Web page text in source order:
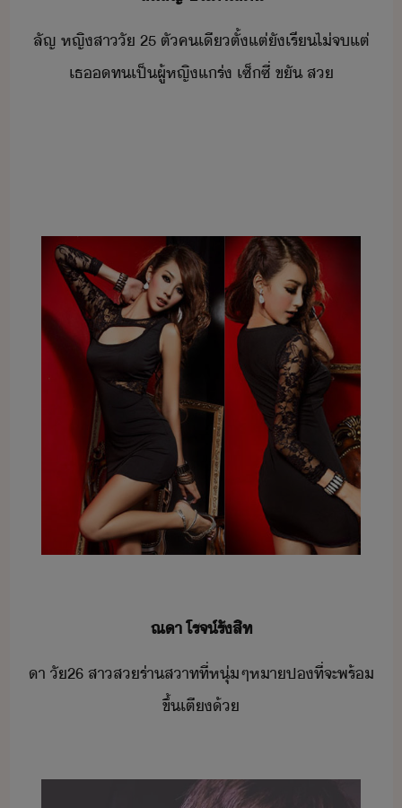
ลัญ​ ​หญิสา​ั​ ​25​ ​ตั​คเี​ตั้แต่​ั​เรี​ไ่​จ​แต่​
เธ​ท​เป็​ผู้หญิ​แร่​ ​เซ็ซี่​ ​ขั​ ​ส
ณ​า​ ​โรจ์​รั​สิท​
า​ ​ั​26​ ​สา​ส​ร่า​สาท​ที่​หุ่​ๆ​หาป​ที่จะ​พร้​
ขึ้​เตี​้